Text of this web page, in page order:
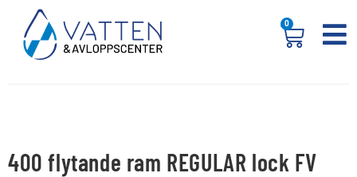
0
400 flytande ram REGULAR lock FV